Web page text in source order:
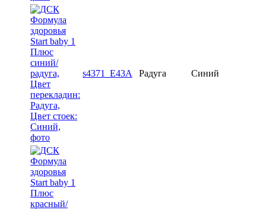
s4371_E43A Радуга Синий